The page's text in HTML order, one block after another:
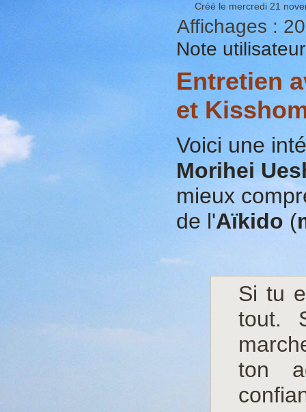
Créé le mercredi 21
Affichages :
Note
Entretien
et
Voici une
Morihei
mieux
de l'Aïkido (
Si tu
tout.
ton